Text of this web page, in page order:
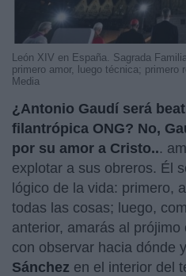
León XIV en España. Sagrada
primero amor, luego técnica; primero
Media
¿Antonio Gaudí será
filantrópica ONG? No,
por su amor a Cristo...
explotar a sus obreros. Él
lógico de la vida: primero,
todas las cosas; luego,
anterior, amarás al
con observar hacia dónde
Sánchez en el interior del